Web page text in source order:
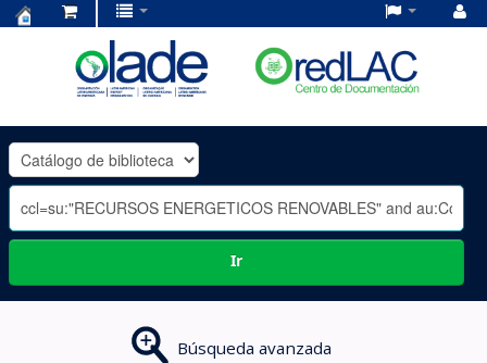
OLADE
-
Ir
Búsqueda avanzada